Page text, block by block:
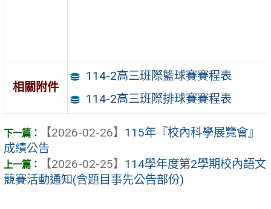
相關附件
114-2高三班際籃球賽賽程表
114-2高三班際排球賽賽程表
【2026-02-26】 115年『校內科學展覽會』
成績公告
【2026-02-25】 114學年度第2學期校內語文
競賽活動通知(含題目事先公告部份)